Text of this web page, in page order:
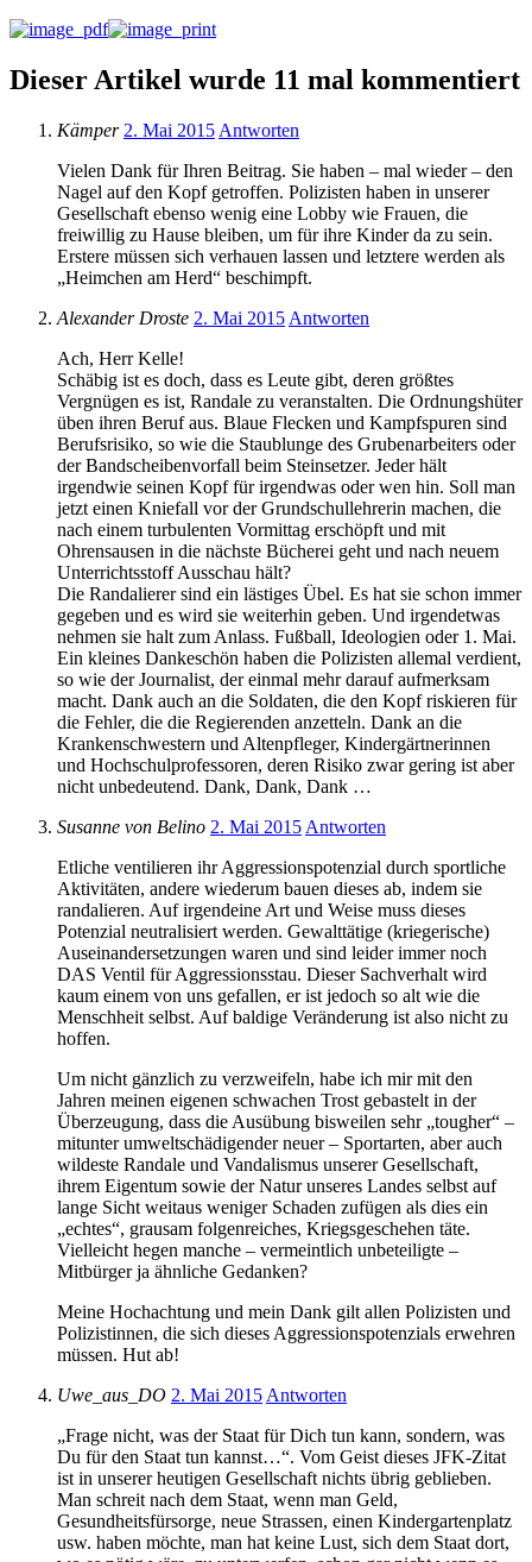
Dieser Artikel wurde 11 mal kommentiert
Kämper 2. Mai 2015 Antworten
Vielen Dank für Ihren Beitrag. Sie haben – mal wieder – den
Nagel auf den Kopf getroffen. Polizisten haben in unserer
Gesellschaft ebenso wenig eine Lobby wie Frauen, die
freiwillig zu Hause bleiben, um für ihre Kinder da zu sein.
Erstere müssen sich verhauen lassen und letztere werden als
„Heimchen am Herd“ beschimpft.
Alexander Droste 2. Mai 2015 Antworten
Ach, Herr Kelle!
Schäbig ist es doch, dass es Leute gibt, deren größtes
Vergnügen es ist, Randale zu veranstalten. Die Ordnungshüter
üben ihren Beruf aus. Blaue Flecken und Kampfspuren sind
Berufsrisiko, so wie die Staublunge des Grubenarbeiters oder
der Bandscheibenvorfall beim Steinsetzer. Jeder hält
irgendwie seinen Kopf für irgendwas oder wen hin. Soll man
jetzt einen Kniefall vor der Grundschullehrerin machen, die
nach einem turbulenten Vormittag erschöpft und mit
Ohrensausen in die nächste Bücherei geht und nach neuem
Unterrichtsstoff Ausschau hält?
Die Randalierer sind ein lästiges Übel. Es hat sie schon immer
gegeben und es wird sie weiterhin geben. Und irgendetwas
nehmen sie halt zum Anlass. Fußball, Ideologien oder 1. Mai.
Ein kleines Dankeschön haben die Polizisten allemal verdient,
so wie der Journalist, der einmal mehr darauf aufmerksam
macht. Dank auch an die Soldaten, die den Kopf riskieren für
die Fehler, die die Regierenden anzetteln. Dank an die
Krankenschwestern und Altenpfleger, Kindergärtnerinnen
und Hochschulprofessoren, deren Risiko zwar gering ist aber
nicht unbedeutend. Dank, Dank, Dank …
Susanne von Belino 2. Mai 2015 Antworten
Etliche ventilieren ihr Aggressionspotenzial durch sportliche
Aktivitäten, andere wiederum bauen dieses ab, indem sie
randalieren. Auf irgendeine Art und Weise muss dieses
Potenzial neutralisiert werden. Gewalttätige (kriegerische)
Auseinandersetzungen waren und sind leider immer noch
DAS Ventil für Aggressionsstau. Dieser Sachverhalt wird
kaum einem von uns gefallen, er ist jedoch so alt wie die
Menschheit selbst. Auf baldige Veränderung ist also nicht zu
hoffen.
Um nicht gänzlich zu verzweifeln, habe ich mir mit den
Jahren meinen eigenen schwachen Trost gebastelt in der
Überzeugung, dass die Ausübung bisweilen sehr „tougher“ –
mitunter umweltschädigender neuer – Sportarten, aber auch
wildeste Randale und Vandalismus unserer Gesellschaft,
ihrem Eigentum sowie der Natur unseres Landes selbst auf
lange Sicht weitaus weniger Schaden zufügen als dies ein
„echtes“, grausam folgenreiches, Kriegsgeschehen täte.
Vielleicht hegen manche – vermeintlich unbeteiligte –
Mitbürger ja ähnliche Gedanken?
Meine Hochachtung und mein Dank gilt allen Polizisten und
Polizistinnen, die sich dieses Aggressionspotenzials erwehren
müssen. Hut ab!
Uwe_aus_DO 2. Mai 2015 Antworten
„Frage nicht, was der Staat für Dich tun kann, sondern, was
Du für den Staat tun kannst…“. Vom Geist dieses JFK-Zitat
ist in unserer heutigen Gesellschaft nichts übrig geblieben.
Man schreit nach dem Staat, wenn man Geld,
Gesundheitsfürsorge, neue Strassen, einen Kindergartenplatz
usw. haben möchte, man hat keine Lust, sich dem Staat dort,